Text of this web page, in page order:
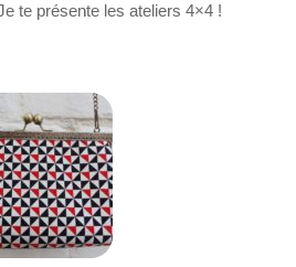
te présente les ateliers 4×4 !